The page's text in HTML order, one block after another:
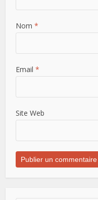
Nom *
Email *
Site Web